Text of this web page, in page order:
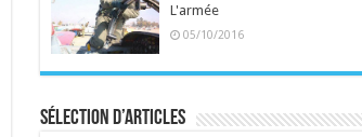
L'armée
05/10/2016
Sélection d’articles